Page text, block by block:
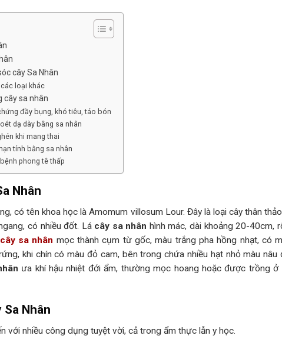
cây Sa Nhân
loại khác
cây sa nhân
đầy bụng, khó tiêu, táo bón
dạ dày bằng sa nhân
khi mang thai
tính bằng sa nhân
phong tê thấp
Nhân
có tên khoa học là Amomum villosum Lour. Đây là loại cây thân
có nhiều đốt. Lá cây sa nhân hình mác, dài khoảng 20-40cm,
cây sa nhân mọc thành cụm từ gốc, màu trắng pha hồng nhạt, có
khi chín có màu đỏ cam, bên trong chứa nhiều hạt nhỏ màu
ưa khí hậu nhiệt đới ẩm, thường mọc hoang hoặc được trồng
Nhân
với nhiều công dụng tuyệt vời, cả trong ẩm thực lẫn y học.